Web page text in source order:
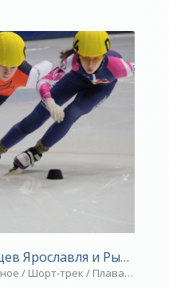
Ярославля и Рыбинска
/ Шорт-трек / Плавание /